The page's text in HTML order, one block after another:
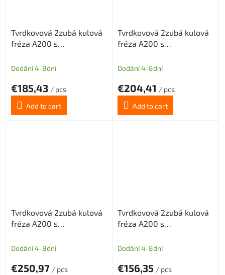
Tvrdkovová 2zubá kulová
fréza A200 s
pro grafit průměr 8 R4
Dodání 4-8dní
€185,43 / pcs
Add to cart
Tvrdkovová 2zubá kulová
fréza A200 s
pro grafit průměr 10 R5
Dodání 4-8dní
€204,41 / pcs
Add to cart
Tvrdkovová 2zubá kulová
fréza A200 s
pro grafit průměr 12 R6
Dodání 4-8dní
€250,97 / pcs
Tvrdkovová 2zubá kulová
fréza A200 s
pro grafit průměr 8 R4
Dodání 4-8dní
€156,35 / pcs